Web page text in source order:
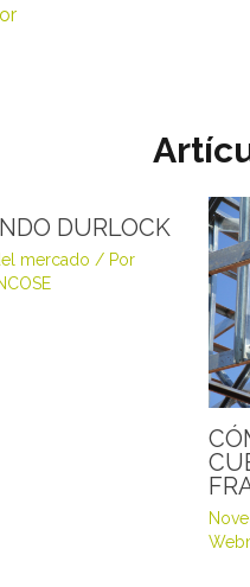
DURLOCK
mercado / Por